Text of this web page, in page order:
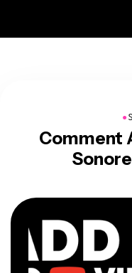
●
Comment